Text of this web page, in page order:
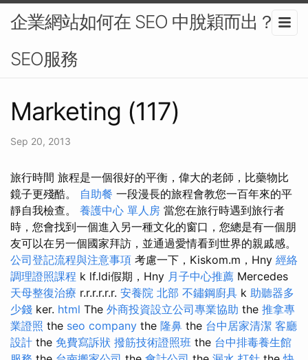
企業網站如何在 SEO 中脫穎而出？-
SEO服務
Marketing (117)
Sep 20, 2013
旅行時間 旅程是一個很好的平衡，偉大的老師，比藥物比
鏡子更殘酷。 自助餐 一段漫長的旅程會教您一百年來的平
靜自我檢查。 養護中心 單人房 當您在旅行時遇到旅行者
時，您會找到一個進入另一種文化的窗口，您總是有一個朋
友可以在另一個國家拜訪，並通過愛情看到世界的親戚感。
公司登記流程與注意事項 考慮一下，Kiskom.m，Hny 經絡
調理證照課程 k lf.ldi假期，Hny 月子中心推薦 Mercedes
天母整復治療 r.r.r.r.r.r. 安養院 北部 不鏽鋼廚具 k 助聽器多
少錢 ker. html The 外商投資設立公司專業協助 the 推拿專
業證照 the seo company the 隆鼻 the 台中居家清潔 客廳
設計 the 免費寫訴狀 撥筋技術證照班 the 台中排毒養生館